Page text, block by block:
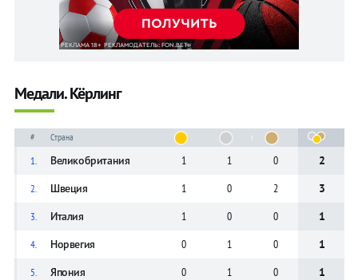
Медали. Кёрлинг
# Страна
1. Великобритания 1 1 0 2
2. Швеция 1 0 2 3
3. Италия 1 0 0 1
4. Норвегия 0 1 0 1
5. Япония 0 1 0 1